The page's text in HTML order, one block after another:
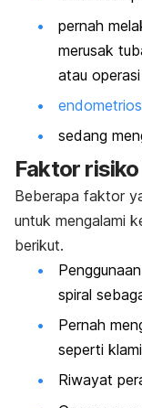
pernah
merusak
atau operasi
sedang
Faktor
Beberapa faktor
untuk mengalami
berikut.
Penggunaan
spiral
Pernah
seperti
Riwayat